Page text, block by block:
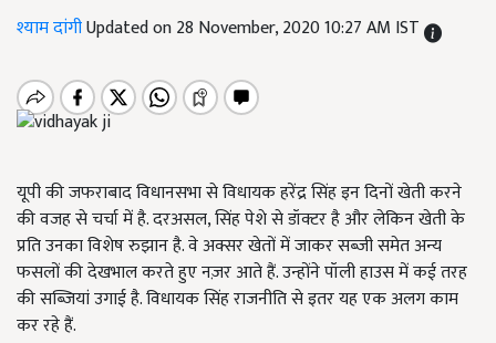
श्याम दांगीUpdated on 28 November, 2020 10:27 AM IST
यूपी की जफराबाद विधानसभा से विधायक हरेंद्र सिंह इन दिनों खेती करने
की वजह से चर्चा में है. दरअसल, सिंह पेशे से डॉक्टर है और लेकिन खेती के
प्रति उनका विशेष रुझान है. वे अक्सर खेतों में जाकर सब्जी समेत अन्य
फसलों की देखभाल करते हुए नज़र आते हैं. उन्होंने पॉली हाउस में कई तरह
की सब्जियां उगाई है. विधायक सिंह राजनीति से इतर यह एक अलग काम
कर रहे हैं.